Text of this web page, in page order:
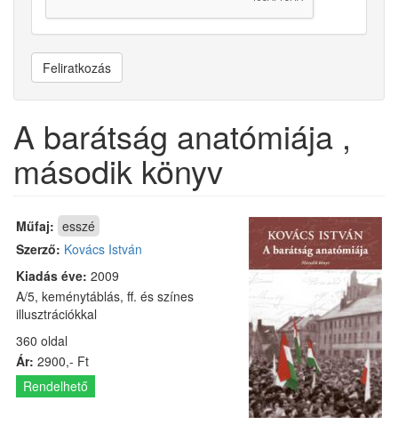
Feliratkozás
A barátság anatómiája ,
második könyv
Műfaj: esszé
Szerző: Kovács István
Kiadás éve: 2009
A/5, keménytáblás, ff. és színes
illusztrációkkal
360 oldal
Ár: 2900,- Ft
Rendelhető